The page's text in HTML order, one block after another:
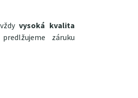
vysoká kvalita
záruku